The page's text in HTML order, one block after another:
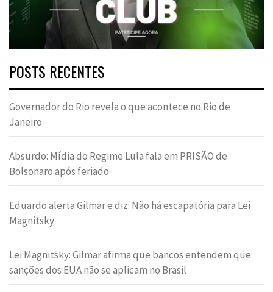
POSTS RECENTES
Governador do Rio revela o que acontece no Rio de
Janeiro
Absurdo: Mídia do Regime Lula fala em PRISÃO de
Bolsonaro após feriado
Eduardo alerta Gilmar e diz: Não há escapatória para Lei
Magnitsky
Lei Magnitsky: Gilmar afirma que bancos entendem que
sanções dos EUA não se aplicam no Brasil